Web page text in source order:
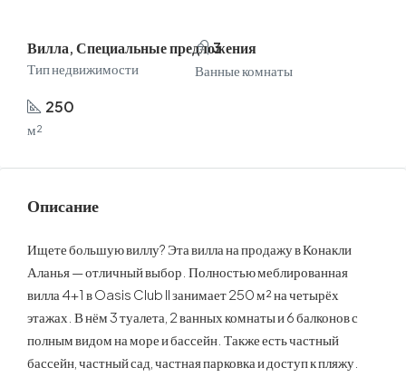
Вилла, Специальные предложения
Тип недвижимости
3
Ванные комнаты
250
м²
Описание
Ищете большую виллу? Эта вилла на продажу в Конакли
Аланья — отличный выбор. Полностью меблированная
вилла 4+1 в Oasis Club II занимает 250 м² на четырёх
этажах. В нём 3 туалета, 2 ванных комнаты и 6 балконов с
полным видом на море и бассейн. Также есть частный
бассейн, частный сад, частная парковка и доступ к пляжу.